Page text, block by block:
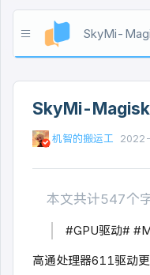
SkyMi-
SkyMi-
机智的搬运工
本文共计547个
#GPU驱动#
高通处理器611驱动